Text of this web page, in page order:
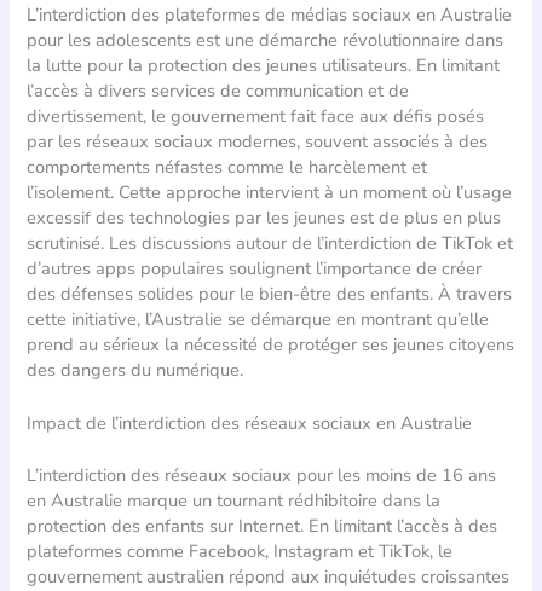
L’interdiction des plateformes de médias sociaux en Australie
pour les adolescents est une démarche révolutionnaire dans
la lutte pour la protection des jeunes utilisateurs. En limitant
l’accès à divers services de communication et de
divertissement, le gouvernement fait face aux défis posés
par les réseaux sociaux modernes, souvent associés à des
comportements néfastes comme le harcèlement et
l’isolement. Cette approche intervient à un moment où l’usage
excessif des technologies par les jeunes est de plus en plus
scrutinisé. Les discussions autour de l’interdiction de TikTok et
d’autres apps populaires soulignent l’importance de créer
des défenses solides pour le bien-être des enfants. À travers
cette initiative, l’Australie se démarque en montrant qu’elle
prend au sérieux la nécessité de protéger ses jeunes citoyens
des dangers du numérique.
Impact de l’interdiction des réseaux sociaux en Australie
L’interdiction des réseaux sociaux pour les moins de 16 ans
en Australie marque un tournant rédhibitoire dans la
protection des enfants sur Internet. En limitant l’accès à des
plateformes comme Facebook, Instagram et TikTok, le
gouvernement australien répond aux inquiétudes croissantes